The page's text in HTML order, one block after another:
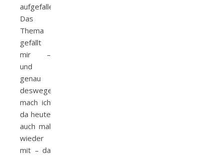
aufgefallen.
Das
Thema
gefällt
mir –
und
genau
deswegen
mach ich
da heute
auch mal
wieder
mit – da